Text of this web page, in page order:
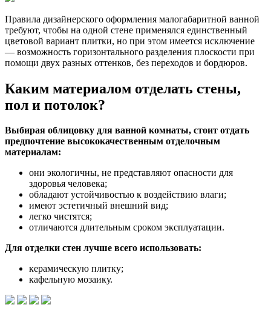
Правила дизайнерского оформления малогабаритной ванной
требуют, чтобы на одной стене применялся единственный
цветовой вариант плитки, но при этом имеется исключение
— возможность горизонтального разделения плоскости при
помощи двух разных оттенков, без переходов и бордюров.
Каким материалом отделать стены,
пол и потолок?
Выбирая облицовку для ванной комнаты, стоит отдать
предпочтение высококачественным отделочным
материалам:
они экологичны, не представляют опасности для
здоровья человека;
обладают устойчивостью к воздействию влаги;
имеют эстетичный внешний вид;
легко чистятся;
отличаются длительным сроком эксплуатации.
Для отделки стен лучше всего использовать:
керамическую плитку;
кафельную мозаику.